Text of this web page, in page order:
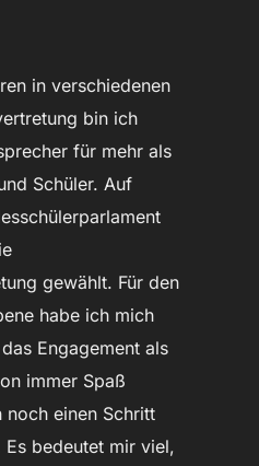
in verschiedenen
bin ich
für mehr als
Schüler. Auf
gewählt. Für den
habe ich mich
Engagement als
immer Spaß
einen Schritt
bedeutet mir viel,